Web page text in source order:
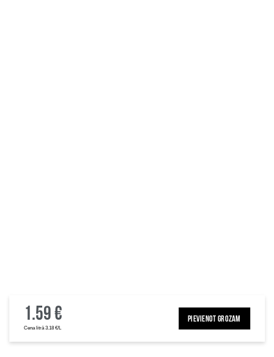
1.59 €
Cena litrā 3.18 €/L
PIEVIENOT GROZAM